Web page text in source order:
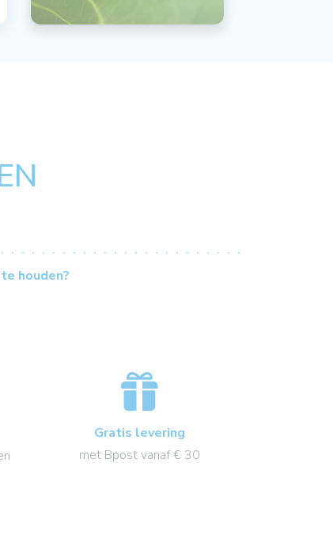
houden?
Gratis levering
met Bpost vanaf € 30